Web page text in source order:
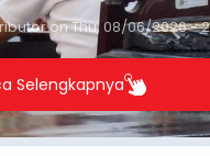
onThu, 08/06/2026 -
Selengkapnya